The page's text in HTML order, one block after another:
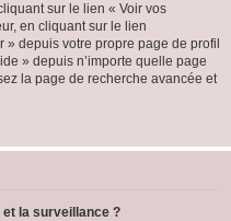
sur le lien « Voir vos
en cliquant sur le lien
» depuis votre propre page de profil
» depuis n’importe quelle page
la page de recherche avancée et
la surveillance ?